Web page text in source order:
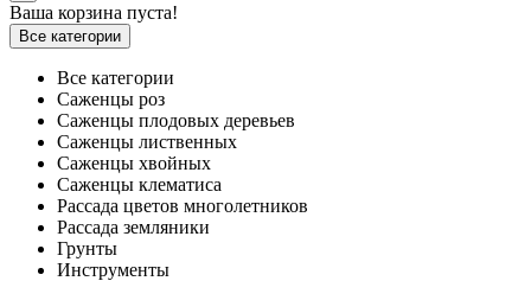
Ваша корзина пуста!
Все категории
Все категории
Саженцы роз
Саженцы плодовых деревьев
Саженцы лиственных
Саженцы хвойных
Саженцы клематиса
Рассада цветов многолетников
Рассада земляники
Грунты
Инструменты